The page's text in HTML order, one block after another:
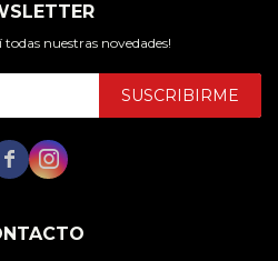
todas nuestras novedades!
SUSCRIBIRME
 